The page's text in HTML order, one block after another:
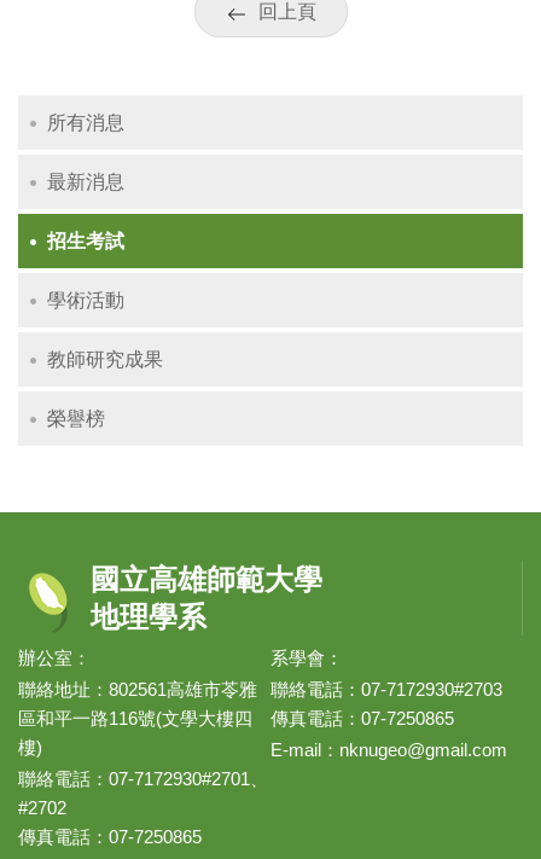
回上頁
所有消息
最新消息
招生考試
學術活動
教師研究成果
榮譽榜
國立高雄師範大學
地理學系
辦公室：
聯絡地址：802561高雄市苓雅
區和平一路116號(文學大樓四
樓)
聯絡電話：07-7172930#2701、
#2702
傳真電話：07-7250865
系學會：
聯絡電話：07-7172930#2703
傳真電話：07-7250865
E-mail： nknugeo@gmail.com